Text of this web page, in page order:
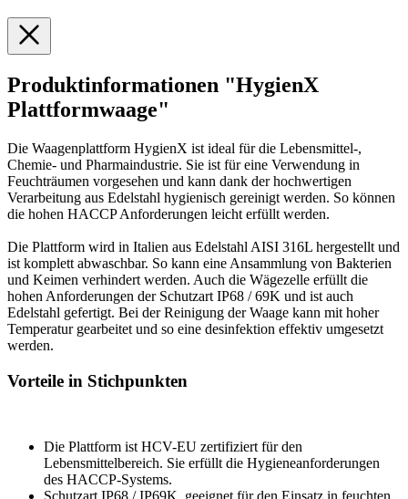
Produktinformationen "HygienX
Plattformwaage"
Die Waagenplattform HygienX ist ideal für die Lebensmittel-,
Chemie- und Pharmaindustrie. Sie ist für eine Verwendung in
Feuchträumen vorgesehen und kann dank der hochwertigen
Verarbeitung aus Edelstahl hygienisch gereinigt werden. So können
die hohen HACCP Anforderungen leicht erfüllt werden.
Die Plattform wird in Italien aus Edelstahl AISI 316L hergestellt und
ist komplett abwaschbar. So kann eine Ansammlung von Bakterien
und Keimen verhindert werden. Auch die Wägezelle erfüllt die
hohen Anforderungen der Schutzart IP68 / 69K und ist auch
Edelstahl gefertigt. Bei der Reinigung der Waage kann mit hoher
Temperatur gearbeitet und so eine desinfektion effektiv umgesetzt
werden.
Vorteile in Stichpunkten
Die Plattform ist HCV-EU zertifiziert für den
Lebensmittelbereich. Sie erfüllt die Hygieneanforderungen
des HACCP-Systems.